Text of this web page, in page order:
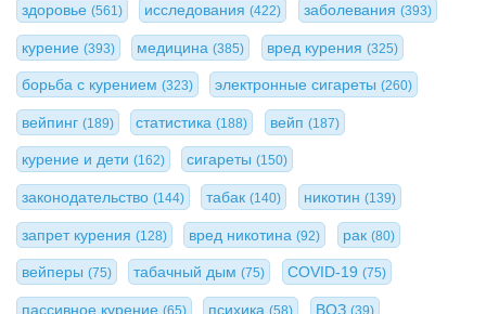
здоровье (561) исследования(422) заболевания (393)
курение (393) медицина(385) вред курения (325)
борьба с курением (323) электронные сигареты(260)
вейпинг (189) статистика(188) вейп (187)
курение и дети (162) сигареты(150)
законодательство (144) табак(140) никотин (139)
запрет курения (128) вред никотина(92) рак (80)
вейперы (75) табачный дым(75) COVID-19 (75)
пассивное курение (65) психика(58) ВОЗ (39)